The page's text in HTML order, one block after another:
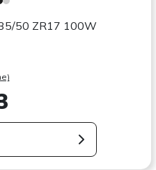
50 ZR17 100W